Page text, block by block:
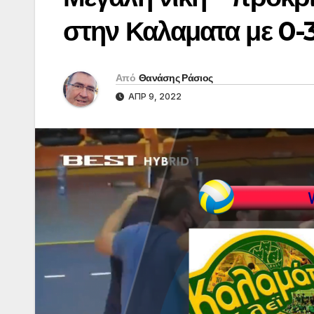
στην Καλαματα με 0-
Από Θανάσης Ράσιος
ΑΠΡ 9, 2022